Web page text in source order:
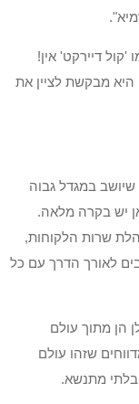
'קול דיירקט' אין!
מבקשת לציין את
שיושב במגדל גבוה
יש בקרה מלאה.
שרות הלקוחות,
לאורך הדרך עם כל
הן מתוך עולם
שזהו עולם
מתנשא.